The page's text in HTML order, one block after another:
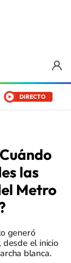
DIRECTO
las
Metro
generó
el inicio
blanca.